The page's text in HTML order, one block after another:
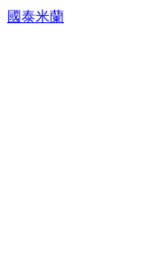
國泰米蘭